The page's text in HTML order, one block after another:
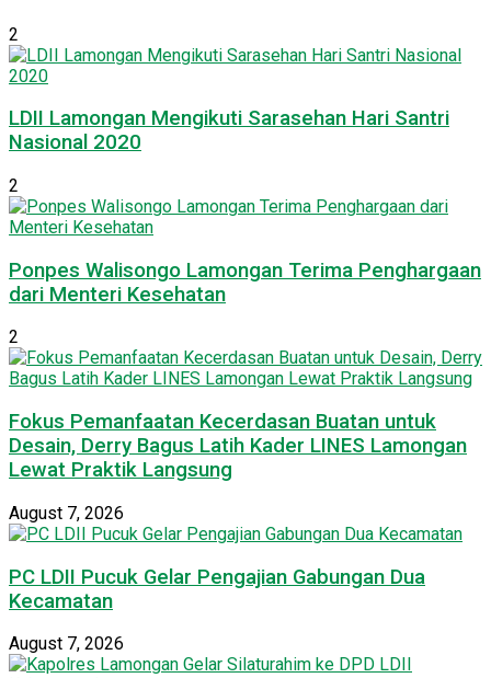
2
LDII Lamongan Mengikuti Sarasehan Hari Santri
Nasional 2020
2
Ponpes Walisongo Lamongan Terima Penghargaan
dari Menteri Kesehatan
2
Fokus Pemanfaatan Kecerdasan Buatan untuk
Desain, Derry Bagus Latih Kader LINES Lamongan
Lewat Praktik Langsung
August 7, 2026
PC LDII Pucuk Gelar Pengajian Gabungan Dua
Kecamatan
August 7, 2026